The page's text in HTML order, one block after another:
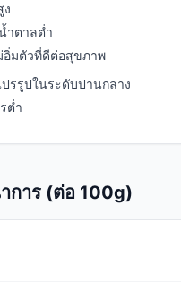
ง
ำตาลต่ำ
อิ่มตัวที่ดีต่อสุขภาพ
รรูปในระดับปานกลาง
ต่ำ
การ (ต่อ 100g)